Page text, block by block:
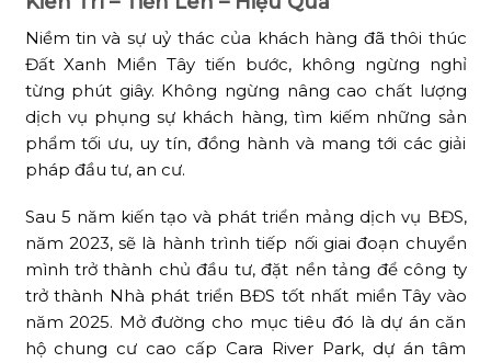
Niềm tin và sự uỷ thác của khách hàng đã thôi thúc
Đất Xanh Miền Tây tiến bước, không ngừng nghỉ
từng phút giây. Không ngừng nâng cao chất lượng
dịch vụ phụng sự khách hàng, tìm kiếm những sản
phẩm tối ưu, uy tín, đồng hành và mang tới các giải
pháp đầu tư, an cư.
Sau 5 năm kiến tạo và phát triển mảng dịch vụ BĐS,
năm 2023, sẽ là hành trình tiếp nối giai đoạn chuyển
mình trở thành chủ đầu tư, đặt nền tảng để công ty
trở thành Nhà phát triển BĐS tốt nhất miền Tây vào
năm 2025. Mở đường cho mục tiêu đó là dự án căn
hộ chung cư cao cấp Cara River Park, dự án tâm